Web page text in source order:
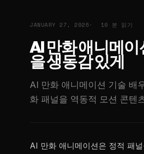
JANUARY 27, 2026 10 분 읽기
AI 만화 애니메이
을 생동감 있게
AI 만화 애니메이션 기술 배
화 패널을 역동적 모션 콘텐
AI 만화 애니메이션은 정적 패